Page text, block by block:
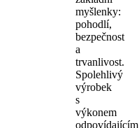
myšlenky:
pohodlí,
bezpečnost
a
trvanlivost.
Spolehlivý
výrobek
s
výkonem
odpovídajícím